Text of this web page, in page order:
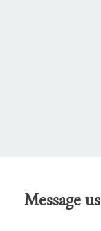
Message us